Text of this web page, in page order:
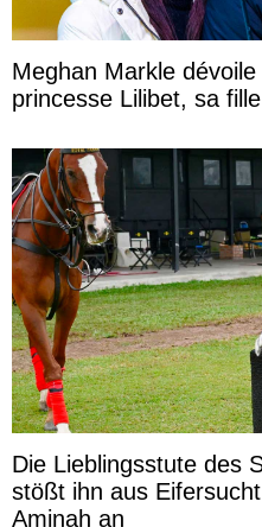
Meghan Markle
princesse Lilibet, sa
Die Lieblingsstute des
stößt ihn aus
Aminah an